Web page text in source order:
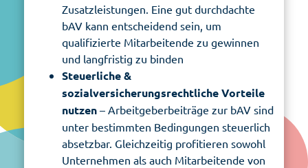
Zusatzleistungen. Eine gut durchdachte
bAV kann entscheidend sein, um
qualifizierte Mitarbeitende zu gewinnen
und langfristig zu binden
Steuerliche &
sozialversicherungsrechtliche Vorteile
nutzen – Arbeitgeberbeiträge zur bAV sind
unter bestimmten Bedingungen steuerlich
absetzbar. Gleichzeitig profitieren sowohl
Unternehmen als auch Mitarbeitende von